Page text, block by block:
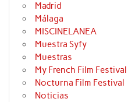
Madrid
Málaga
MISCINELANEA
Muestra Syfy
Muestras
My French Film Festival
Nocturna Film Festival
Noticias